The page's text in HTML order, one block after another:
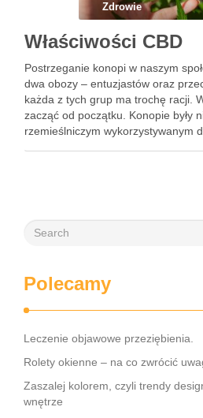
Zdrowie
Właściwości CBD
Postrzeganie konopi w naszym
dwa obozy – entuzjastów oraz
każda z tych grup ma trochę racji.
zacząć od początku. Konopie były
rzemieślniczym wykorzystywanym
Polecamy
Leczenie objawowe przeziębienia.
Rolety okienne – na co zwrócić
Zaszalej kolorem, czyli trendy
wnętrze